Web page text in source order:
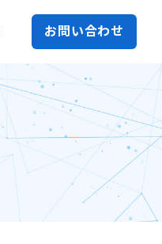
お問い合わせ